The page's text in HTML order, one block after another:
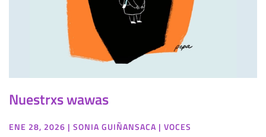
Nuestrxs wawas
ENE 28, 2026 | SONIA GUIÑANSACA | VOCES